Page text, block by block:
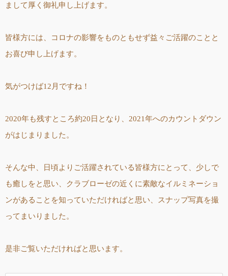
まして厚く御礼申し上げます。
皆様方には、コロナの影響をものともせず益々ご活躍のことと
お喜び申し上げます。
気がつけば12月ですね！
2020年も残すところ約20日となり、2021年へのカウントダウン
がはじまりました。
そんな中、日頃よりご活躍されている皆様方にとって、少しで
も癒しをと思い、クラブローゼの近くに素敵なイルミネーショ
ンがあることを知っていただければと思い、スナップ写真を撮
ってまいりました。
是非ご覧いただければと思います。